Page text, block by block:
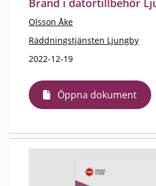
Brand i datortillbehör
Olsson Åke
Räddningstjänsten Ljungby
2022-12-19
Öppna dokument